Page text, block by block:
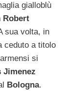
gialloblù
Robert
sua volta, in
ceduto a titolo
si
Jimenez
Bologna.